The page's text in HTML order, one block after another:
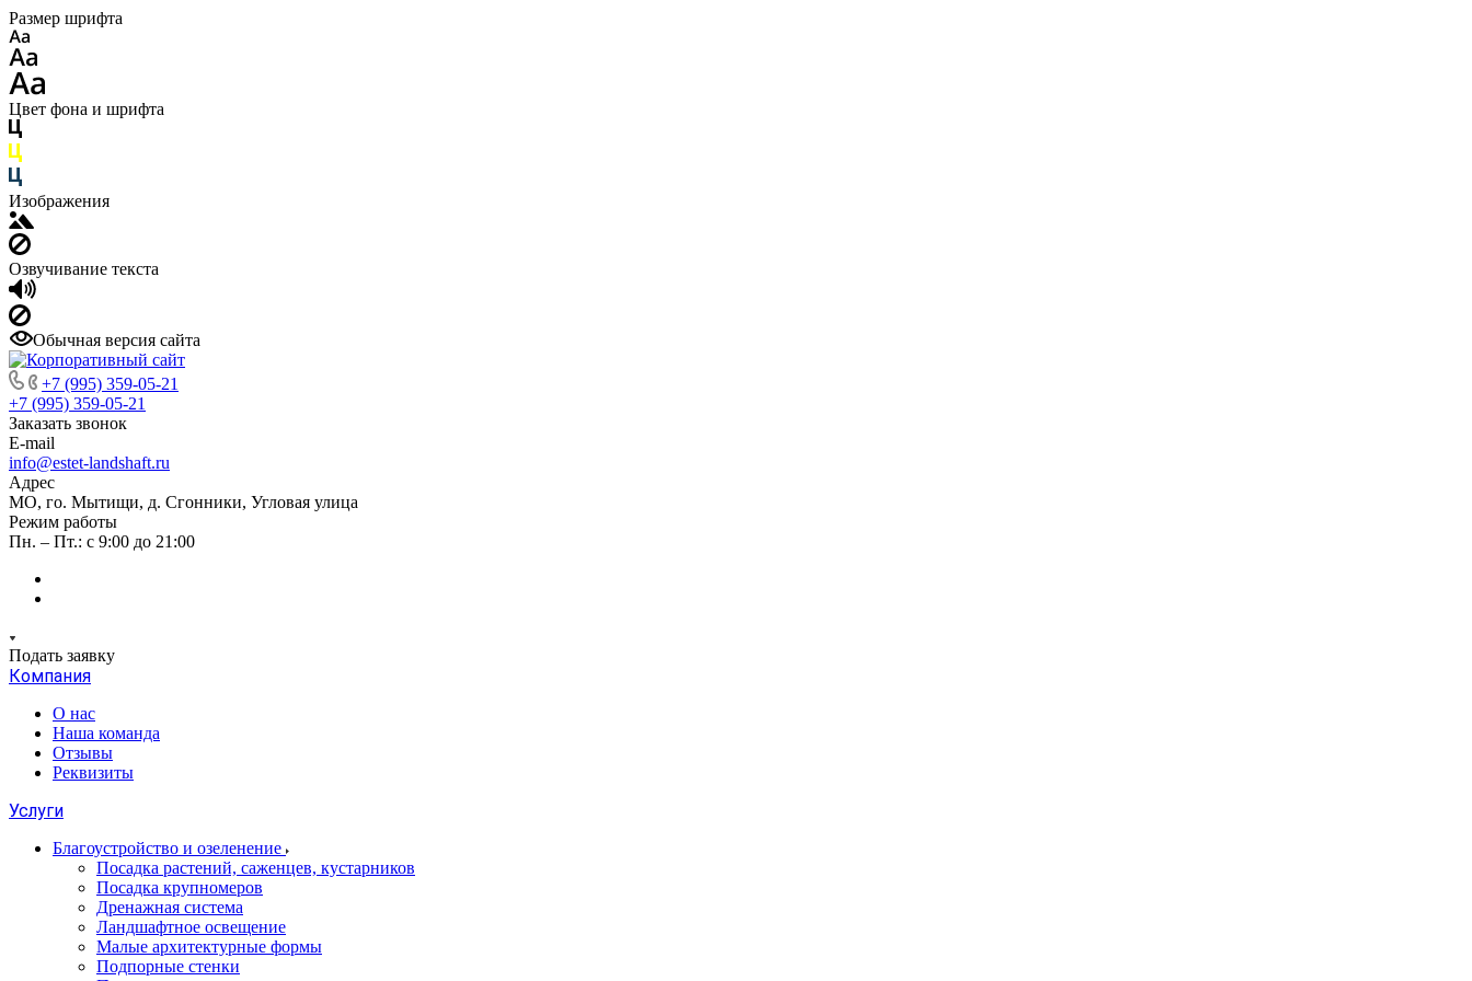
Размер шрифта
Цвет фона и шрифта
Изображения
Озвучивание текста
Обычная версия сайта
+7 (995) 359-05-21
+7 (995) 359-05-21
Заказать звонок
E-mail
info@estet-landshaft.ru
Адрес
МО, го. Мытищи, д. Сгонники, Угловая улица
Режим работы
Пн. – Пт.: с 9:00 до 21:00
Подать заявку
Компания
О нас
Наша команда
Отзывы
Реквизиты
Услуги
Благоустройство и озеленение
Посадка растений, саженцев, кустарников
Посадка крупномеров
Дренажная система
Ландшафтное освещение
Малые архитектурные формы
Подпорные стенки